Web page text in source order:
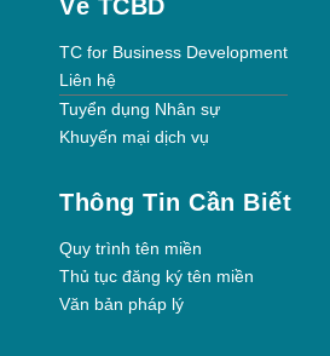
Về TCBD
TC for Business Development
Liên hệ
Tuyển dụng Nhân sự
Khuyến mại dịch vụ
Thông Tin Cần Biết
Quy trình tên miền
Thủ tục đăng ký tên miền
Văn bản pháp lý